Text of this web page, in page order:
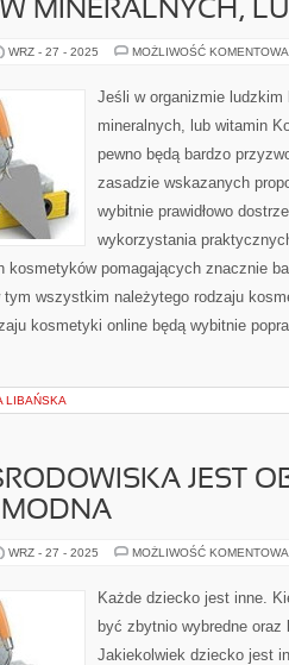
MINERALNYCH,
WRZ - 27 - 2025 MOŻLIWOŚĆ
Jeśli w organizmie ludzkim
mineralnych, lub witamin
pewno będą bardzo
zasadzie wskazanych
wybitnie prawidłowo
wykorzystania
pomagających znacznie
tym wszystkim należytego rodzaju
kosmetyki online będą wybitnie
LIBAŃSKA
JEST
MODNA
WRZ - 27 - 2025 MOŻLIWOŚĆ
Każde dziecko jest inne.
być zbytnio wybredne oraz
Jakiekolwiek dziecko jest